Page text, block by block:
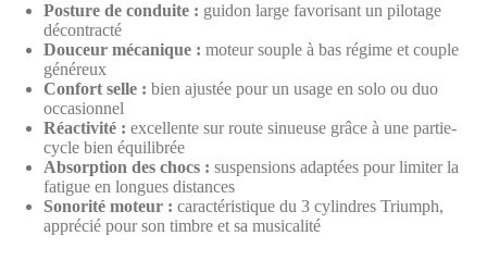
Posture de conduite : guidon large favorisant un pilotage
décontracté
Douceur mécanique : moteur souple à bas régime et couple
généreux
Confort selle : bien ajustée pour un usage en solo ou duo
occasionnel
Réactivité : excellente sur route sinueuse grâce à une partie-
cycle bien équilibrée
Absorption des chocs : suspensions adaptées pour limiter la
fatigue en longues distances
Sonorité moteur : caractéristique du 3 cylindres Triumph,
apprécié pour son timbre et sa musicalité